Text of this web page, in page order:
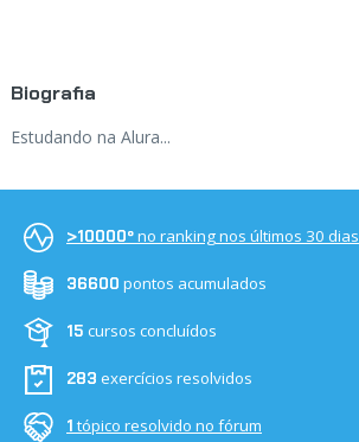
Biografia
Estudando na Alura...
>10000ºno ranking nos últimos 30 dias
36600 pontos acumulados
15 cursos concluídos
283 exercícios resolvidos
1 tópico resolvido no fórum